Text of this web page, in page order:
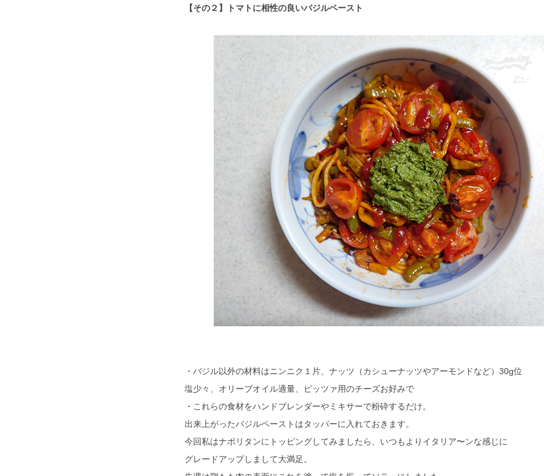
【その２】トマトに相性の良いバジルペースト
・バジル以外の材料はニンニク１片、ナッツ（カシューナッツやアーモンドなど）30g位
塩少々、オリーブオイル適量、ピッツァ用のチーズお好みで
・これらの食材をハンドブレンダーやミキサーで粉砕するだけ。
出来上がったバジルペーストはタッパーに入れておきます。
今回私はナポリタンにトッピングしてみましたら、いつもよりイタリア〜ンな感じに
グレードアップしまして大満足。